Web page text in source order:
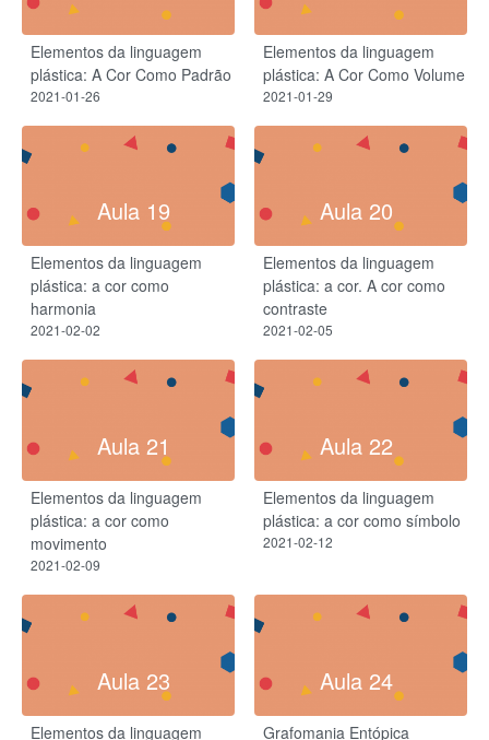
Elementos da linguagem
plástica: A Cor Como Padrão
2021-01-26
Elementos da linguagem
plástica: A Cor Como Volume
2021-01-29
Aula 19
Elementos da linguagem
plástica: a cor como
harmonia
2021-02-02
Aula 20
Elementos da linguagem
plástica: a cor. A cor como
contraste
2021-02-05
Aula 21
Elementos da linguagem
plástica: a cor como
movimento
2021-02-09
Aula 22
Elementos da linguagem
plástica: a cor como símbolo
2021-02-12
Aula 23
Elementos da linguagem
Aula 24
Grafomania Entópica